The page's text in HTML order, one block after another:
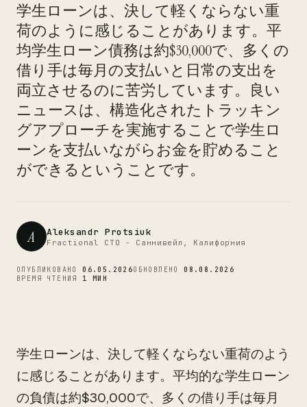
学生ローンは、決して軽くならない重
荷のように感じることがあります。平
均学生ローン債務は約$30,000で、多くの
借り手は毎月の支払いと日常の支出を
両立させるのに苦労しています。良い
ニュースは、構造化されたトラッキン
グアプローチを実施することで学生ロ
ーンを支払いながらお金を貯めること
ができるということです。
A Aleksandr Protsiuk
Fractional CTO - Саннивейл, Калифорния
ОПУБЛИКОВАНО06.05.2026ОБНОВЛЕНО08.08.2026
ВРЕМЯ ЧТЕНИЯ 1 МИН
学生ローンは、決して軽くならない重荷のよう
に感じることがあります。平均的な学生ローン
の負債は約$30,000で、多くの借り手は毎月